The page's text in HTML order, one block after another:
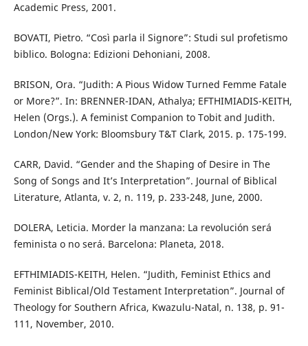
Academic Press, 2001.
BOVATI, Pietro. “Così parla il Signore”: Studi sul profetismo
biblico. Bologna: Edizioni Dehoniani, 2008.
BRISON, Ora. “Judith: A Pious Widow Turned Femme Fatale
or More?”. In: BRENNER-IDAN, Athalya; EFTHIMIADIS-KEITH,
Helen (Orgs.). A feminist Companion to Tobit and Judith.
London/New York: Bloomsbury T&T Clark, 2015. p. 175-199.
CARR, David. “Gender and the Shaping of Desire in The
Song of Songs and It’s Interpretation”. Journal of Biblical
Literature, Atlanta, v. 2, n. 119, p. 233-248, June, 2000.
DOLERA, Leticia. Morder la manzana: La revolución será
feminista o no será. Barcelona: Planeta, 2018.
EFTHIMIADIS-KEITH, Helen. “Judith, Feminist Ethics and
Feminist Biblical/Old Testament Interpretation”. Journal of
Theology for Southern Africa, Kwazulu-Natal, n. 138, p. 91-
111, November, 2010.